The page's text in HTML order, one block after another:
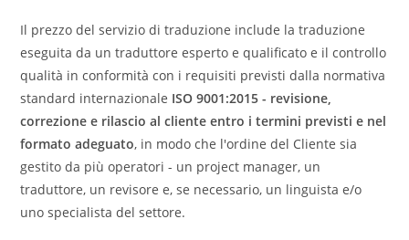
Il prezzo del servizio di traduzione include la traduzione
eseguita da un traduttore esperto e qualificato e il controllo
qualità in conformità con i requisiti previsti dalla normativa
standard internazionale ISO 9001:2015 - revisione,
correzione e rilascio al cliente entro i termini previsti e nel
formato adeguato, in modo che l'ordine del Cliente sia
gestito da più operatori - un project manager, un
traduttore, un revisore e, se necessario, un linguista e/o
uno specialista del settore.